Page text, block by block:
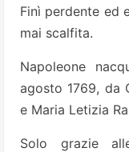
Finì perdente ed
mai scalfita.
Napoleone
agosto 1769, da
e Maria Letizia
Solo grazie